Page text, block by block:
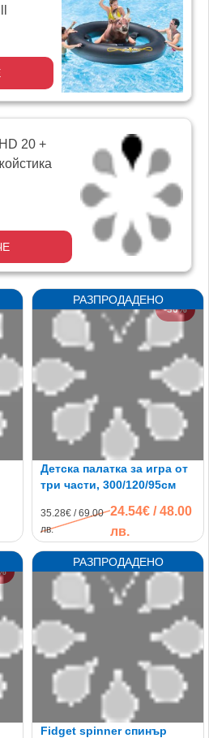
20 +
-30%
Детска палатка за игра от
три части, 300/120/95см
35.28€ / 69.00
лв.
24.54€ / 48.00
лв.
Fidget spinner спинър